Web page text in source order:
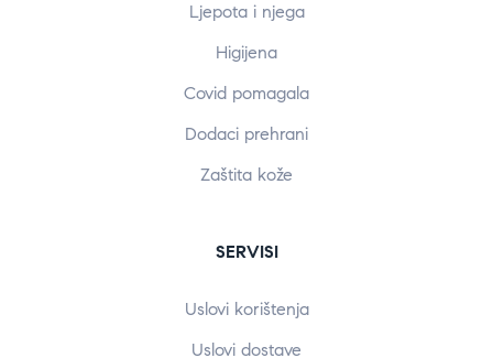
Ljepota i njega
Higijena
Covid pomagala
Dodaci prehrani
Zaštita kože
SERVISI
Uslovi korištenja
Uslovi dostave